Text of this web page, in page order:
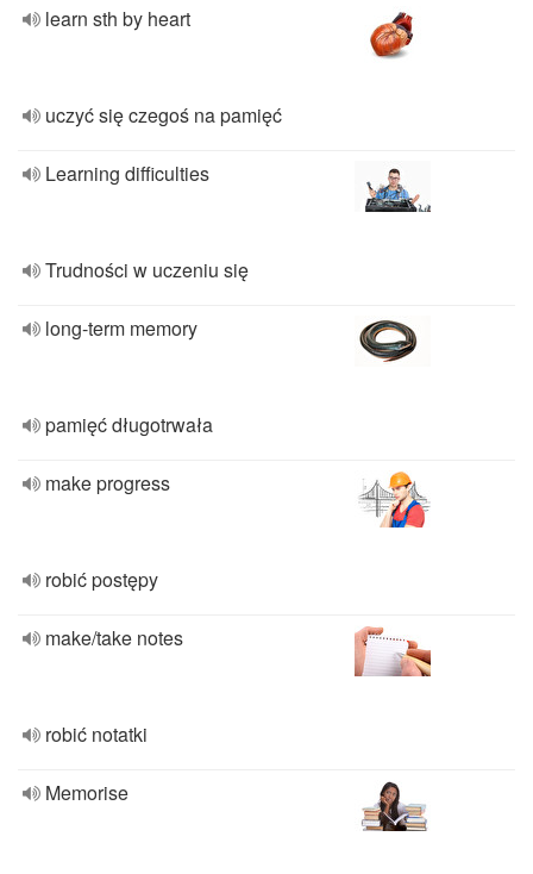
learn sth by heart
uczyć się czegoś na pamięć
Learning difficulties
Trudności w uczeniu się
long-term memory
pamięć długotrwała
make progress
robić postępy
make/take notes
robić notatki
Memorise